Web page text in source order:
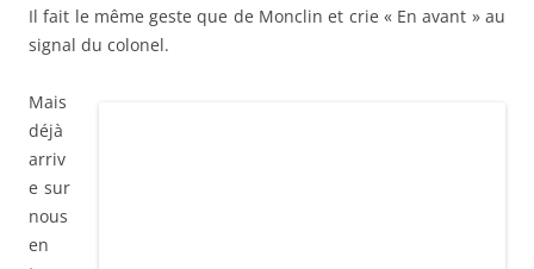
une
bonn
parti
e de
la 6e
com
pagn
ie en